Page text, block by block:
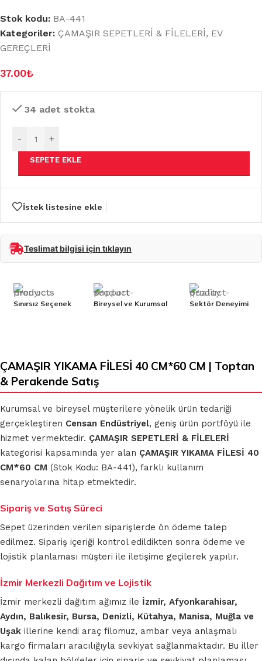
Stok kodu: BA-441
Kategoriler: ÇAMAŞIR SEPETLERİ & FİLELERİ, EV
GEREÇLERİ
37.00₺
34 adet stokta
- +
SEPETE EKLE
İstek listesine ekle
Teslimat bilgisi için tıklayın
Sınırsız Seçenek Bireysel ve Kurumsal Sektör Deneyimi
ÇAMAŞIR YIKAMA FİLESİ 40 CM*60 CM | Toptan
& Perakende Satış
Kurumsal ve bireysel müşterilere yönelik ürün tedariği
gerçekleştiren Censan Endüstriyel, geniş ürün portföyü ile
hizmet vermektedir. ÇAMAŞIR SEPETLERİ & FİLELERİ
kategorisi kapsamında yer alan ÇAMAŞIR YIKAMA FİLESİ 40
CM*60 CM (Stok Kodu: BA-441), farklı kullanım
senaryolarına hitap etmektedir.
Sipariş ve Satış Süreci
Sepet üzerinden verilen siparişlerde ön ödeme talep
edilmez. Sipariş içeriği kontrol edildikten sonra ödeme ve
lojistik planlaması müşteri ile iletişime geçilerek yapılır.
İzmir Merkezli Dağıtım ve Lojistik
İzmir merkezli dağıtım ağımız ile İzmir, Afyonkarahisar,
Aydın, Balıkesir, Bursa, Denizli, Kütahya, Manisa, Muğla ve
Uşak illerine kendi araç filomuz, ambar veya anlaşmalı
kargo firmaları aracılığıyla sevkiyat sağlanmaktadır. Bu iller